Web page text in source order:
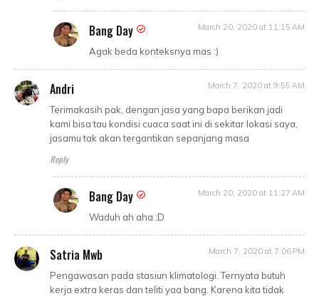
Bang Day March 20, 2020 at 11:15 AM
Agak beda konteksnya mas :)
Andri March 7, 2020 at 9:55 AM
Terimakasih pak, dengan jasa yang bapa berikan jadi
kami bisa tau kondisi cuaca saat ini di sekitar lokasi saya,
jasamu tak akan tergantikan sepanjang masa
Reply
Bang Day March 20, 2020 at 11:27 AM
Waduh ah aha :D
Satria Mwb March 7, 2020 at 7:06 PM
Pengawasan pada stasiun klimatologi. Ternyata butuh
kerja extra keras dan teliti yaa bang. Karena kita tidak